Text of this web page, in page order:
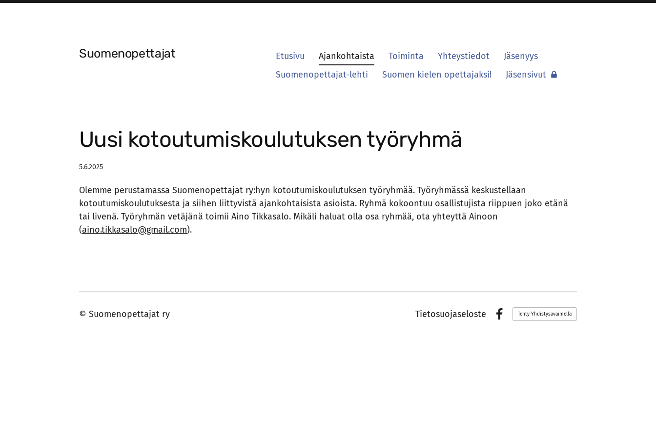
Suomenopettajat Etusivu Ajankohtaista Toiminta Yhteystiedot
Jäsenyys
Suomenopettajat-lehti
Suomen kielen opettajaksi! Jäsensivut
Uusi kotoutumiskoulutuksen työryhmä
5.6.2025
Olemme perustamassa Suomenopettajat ry:hyn kotoutumiskoulutuksen työryhmää. Työryhmässä keskustellaan
kotoutumiskoulutuksesta ja siihen liittyvistä ajankohtaisista asioista. Ryhmä kokoontuu osallistujista riippuen joko etänä
tai livenä. Työryhmän vetäjänä toimii Aino Tikkasalo. Mikäli haluat olla osa ryhmää, ota yhteyttä Ainoon
(aino.tikkasalo@gmail.com).
© Suomenopettajat ry
Tietosuojaseloste
Facebook
Tehty Yhdistysavaimella